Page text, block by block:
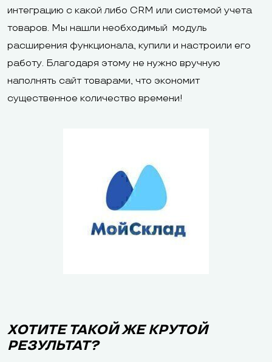
интеграцию с какой либо CRM или системой учета
товаров. Мы нашли необходимый модуль
расширения функционала, купили и настроили его
работу. Благодаря этому не нужно вручную
наполнять сайт товарами, что экономит
существенное количество времени!
ХОТИТЕ ТАКОЙ ЖЕ КРУТОЙ
РЕЗУЛЬТАТ?